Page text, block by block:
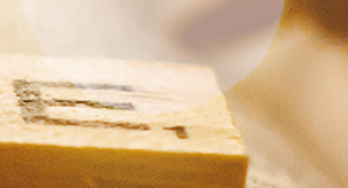
선교
선교
후원금내역
입성식 사진
새가족 사진
교우 가정 심방
공지사항
행정양식
굿패밀리 복지재단
대원 전도대
스포츠선교회
국내선교